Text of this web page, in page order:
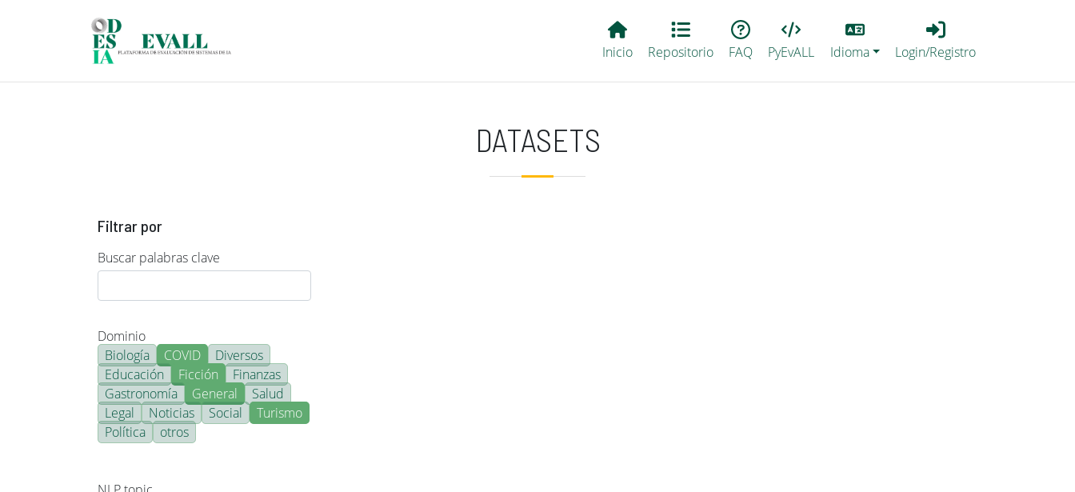
Main EvALL
Inicio Repositorio FAQ PyEvALL
Lang
Idioma
Login_Registro
Login/Registro
DATASETS
Filtrar por
Buscar palabras clave
Dominio
Biología
COVID
Diversos
Educación
Ficción
Finanzas
Gastronomía
General
Salud
Legal
Noticias Social
Turismo
Política
otros